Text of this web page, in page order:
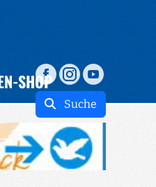
SHOP
Suche